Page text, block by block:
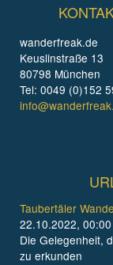
wanderfreak.de
Keuslinstraße 13
80798 München
Tel: 0049 (0)152
Taubertäler
22.10.2022, 00:00
Die Gelegenheit,
zu erkunden